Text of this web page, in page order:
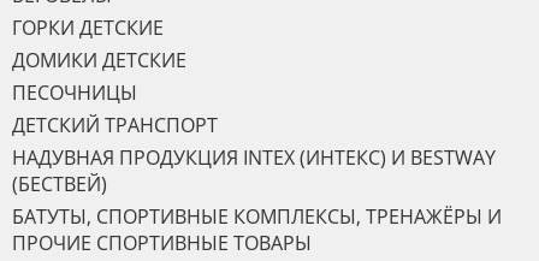
ГОРКИ ДЕТСКИЕ
ДОМИКИ ДЕТСКИЕ
ПЕСОЧНИЦЫ
ДЕТСКИЙ ТРАНСПОРТ
НАДУВНАЯ ПРОДУКЦИЯ INTEX (ИНТЕКС) И BESTWAY
(БЕСТВЕЙ)
БАТУТЫ, СПОРТИВНЫЕ КОМПЛЕКСЫ, ТРЕНАЖЁРЫ И
ПРОЧИЕ СПОРТИВНЫЕ ТОВАРЫ